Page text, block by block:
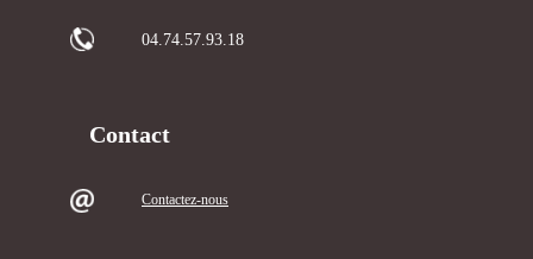
04.74.57.93.18
Contact
Contactez-nous